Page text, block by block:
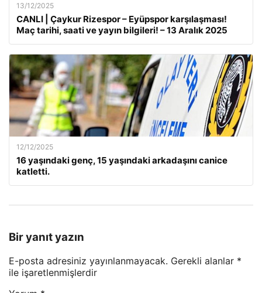
13/12/2025
CANLI | Çaykur Rizespor – Eyüpspor karşılaşması!
Maç tarihi, saati ve yayın bilgileri! – 13 Aralık 2025
12/12/2025
16 yaşındaki genç, 15 yaşındaki arkadaşını canice
katletti.
Bir yanıt yazın
E-posta adresiniz yayınlanmayacak. Gerekli alanlar *
ile işaretlenmişlerdir